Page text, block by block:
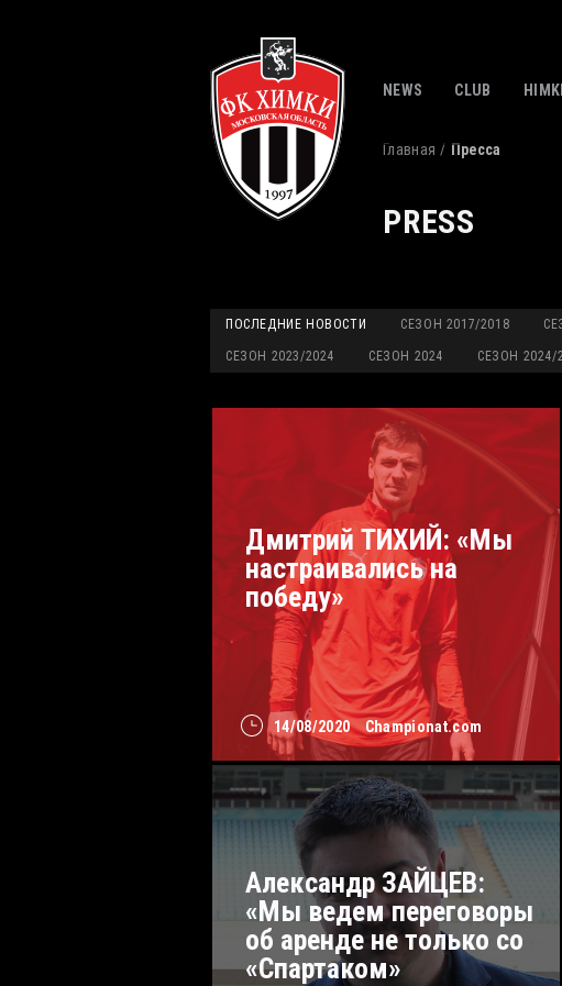
NEWS CLUB HIMKI
Главная Пресса
PRESS
ПОСЛЕДНИЕ НОВОСТИ СЕЗОН 2017/2018
СЕЗОН 2023/2024 СЕЗОН 2024 СЕЗОН 2024/
14/08/2020 Championat.com
Дмитрий ТИХИЙ: «Мы
настраивались на
победу»
Александр ЗАЙЦЕВ:
«Мы ведем переговоры
об аренде не только со
«Спартаком»